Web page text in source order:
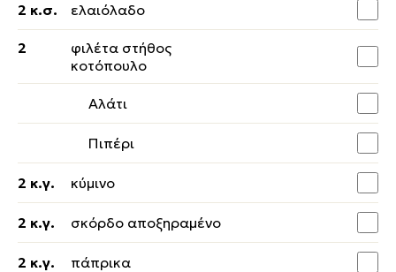
2 κ.σ. ελαιόλαδο
2
φιλέτα στήθος
κοτόπουλο
Αλάτι
Πιπέρι
2 κ.γ. κύμινο
2 κ.γ. σκόρδο αποξηραμένο
2 κ.γ. πάπρικα